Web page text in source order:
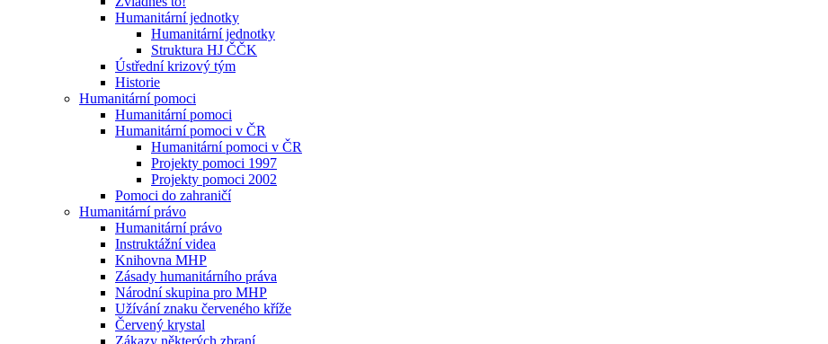
Humanitární jednotky
Humanitární jednotky
Struktura HJ ČČK
Ústřední krizový tým
Historie
Humanitární pomoci
Humanitární pomoci
Humanitární pomoci v ČR
Humanitární pomoci v ČR
Projekty pomoci 1997
Projekty pomoci 2002
Pomoci do zahraničí
Humanitární právo
Humanitární právo
Instruktážní videa
Knihovna MHP
Zásady humanitárního práva
Národní skupina pro MHP
Užívání znaku červeného kříže
Červený krystal